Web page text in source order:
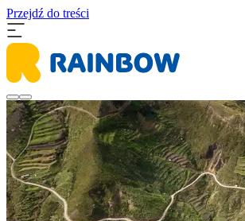
Przejdź do treści